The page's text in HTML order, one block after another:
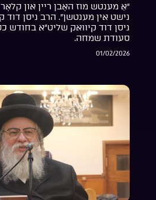
“אַ מענטש מוז האָבן ריין און קלאָר
נישט אין מענטשן”. הרב ניסן דוד
ניסן דוד קיוואק שליט”א בחודש
סעודת שמחה.
01/02/2026